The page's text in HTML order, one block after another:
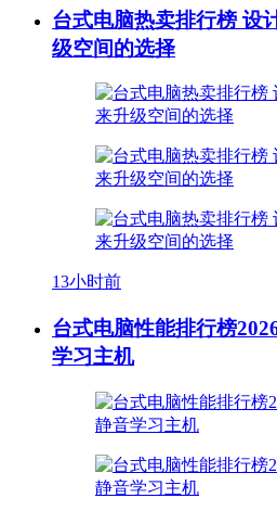
台式电脑热卖排行榜 设
级空间的选择
13小时前
台式电脑性能排行榜
学习主机